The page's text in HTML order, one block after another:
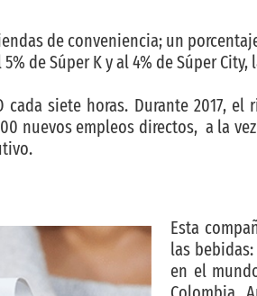
de conveniencia; un
de Súper K y al 4% de Súper
siete horas. Durante 2017,
nuevos empleos directos, a la
Esta
las
en el